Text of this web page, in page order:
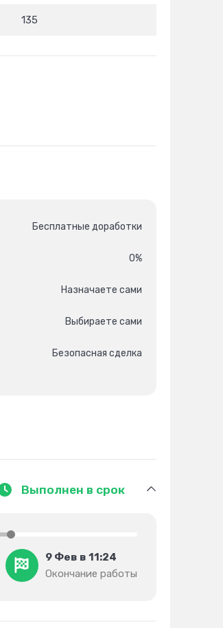
135
Бесплатные доработки
0%
Назначаете сами
Выбираете сами
Безопасная сделка
Выполнен в срок
9 Фев в 11:24
Окончание работы